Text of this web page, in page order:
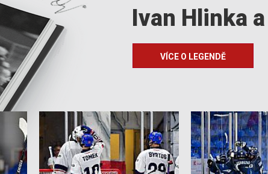
Ivan Hlinka
VÍCE O LEGENDĚ